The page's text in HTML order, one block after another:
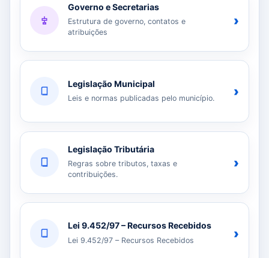
Governo e Secretarias
Estrutura de governo, contatos e
atribuições
›
Legislação Municipal
Leis e normas publicadas pelo município. ›
Legislação Tributária
Regras sobre tributos, taxas e
contribuições.
›
Lei 9.452/97 – Recursos Recebidos
Lei 9.452/97 – Recursos Recebidos ›